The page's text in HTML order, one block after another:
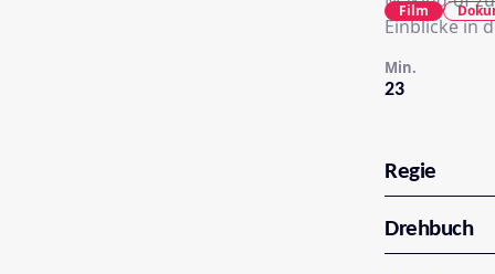
Einblicke in
23
Min.
Film
Regie
Drehbuch